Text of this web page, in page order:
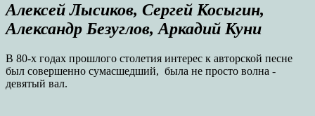
Алексей Лысиков, Сергей Косыгин,
Александр Безуглов, Аркадий Куни
В 80-х годах прошлого столетия интерес к авторской песне
был совершенно сумасшедший, была не просто волна -
девятый вал.